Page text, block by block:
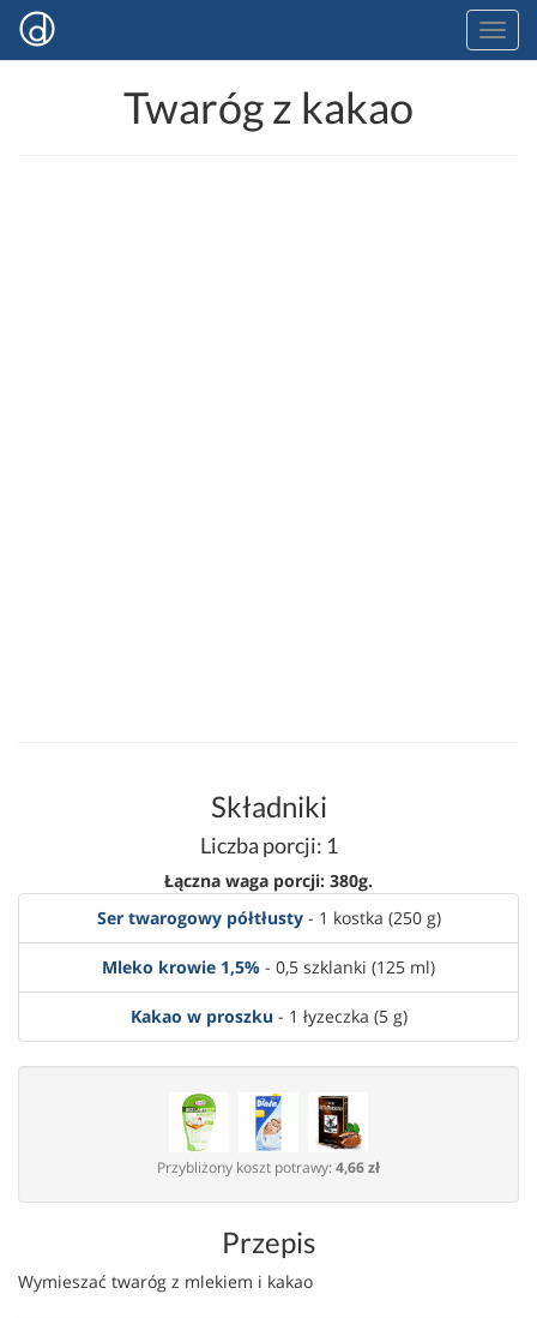
Twaróg z kakao
Składniki
Liczba porcji: 1
Łączna waga porcji: 380g.
Ser twarogowy półtłusty- 1 kostka (250 g)
Mleko krowie 1,5% - 0,5 szklanki (125 ml)
Kakao w proszku- 1 łyzeczka (5 g)
Przybliżony koszt potrawy:4,66 zł
Przepis
Wymieszać twaróg z mlekiem i kakao